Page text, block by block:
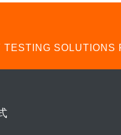
SOLUTIONS